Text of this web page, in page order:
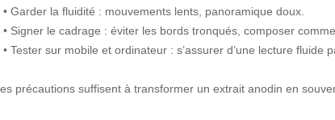
Garder la fluidité : mouvements lents, panoramique doux.
Signer le cadrage : éviter les bords tronqués, composer
Tester sur mobile et ordinateur : s’assurer d’une lecture fluide
précautions suffisent à transformer un extrait anodin en